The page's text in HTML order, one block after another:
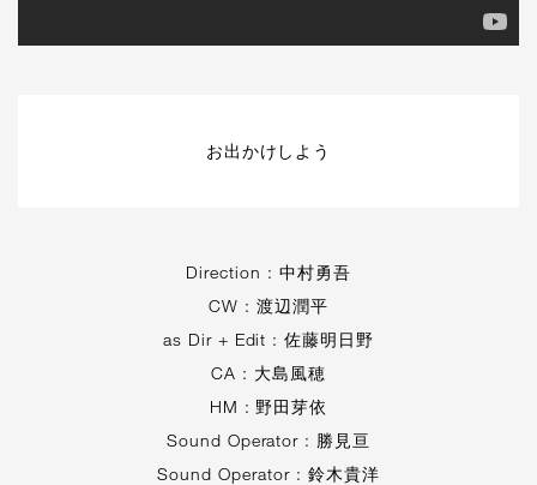
お出かけしよう
Direction : 中村勇吾
CW : 渡辺潤平
as Dir + Edit : 佐藤明日野
CA : 大島風穂
HM : 野田芽依
Sound Operator : 勝見亘
Sound Operator : 鈴木貴洋